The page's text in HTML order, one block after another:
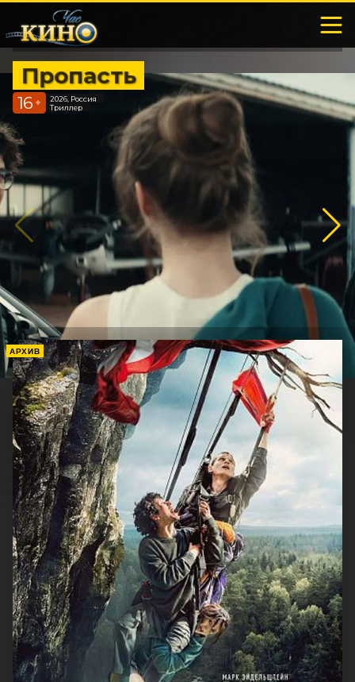
Пропасть
16 +
2026, Россия
Триллер
АРХИВ